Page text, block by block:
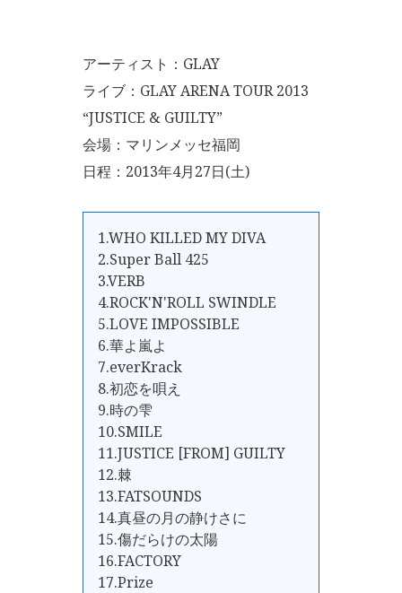
アーティスト：GLAY
ライブ：GLAY ARENA TOUR 2013
“JUSTICE & GUILTY”
会場：マリンメッセ福岡
日程：2013年4月27日(土)
1.WHO KILLED MY DIVA
2.Super Ball 425
3.VERB
4.ROCK'N'ROLL SWINDLE
5.LOVE IMPOSSIBLE
6.華よ嵐よ
7.everKrack
8.初恋を唄え
9.時の雫
10.SMILE
11.JUSTICE [FROM] GUILTY
12.棘
13.FATSOUNDS
14.真昼の月の静けさに
15.傷だらけの太陽
16.FACTORY
17.Prize